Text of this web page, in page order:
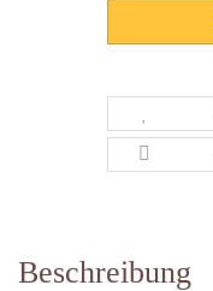
Beschreibung